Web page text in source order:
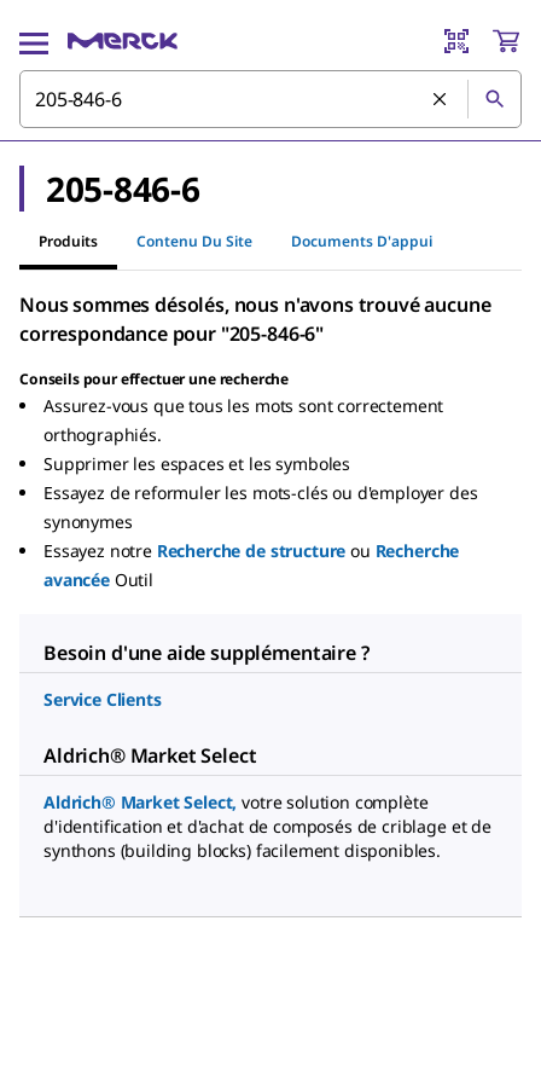
205-846-6
Produits Contenu Du Site Documents D'appui
Nous sommes désolés, nous n'avons trouvé aucune
correspondance pour "205-846-6"
Conseils pour effectuer une recherche
Assurez-vous que tous les mots sont correctement
orthographiés.
Supprimer les espaces et les symboles
Essayez de reformuler les mots-clés ou d'employer des
synonymes
Essayez notre Recherche de structure ou Recherche
avancée Outil
Besoin d'une aide supplémentaire ?
Service Clients
Aldrich® Market Select
Aldrich® Market Select, votre solution complète
d'identification et d'achat de composés de criblage et de
synthons (building blocks) facilement disponibles.